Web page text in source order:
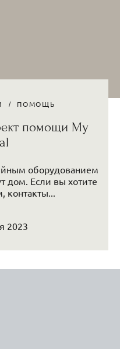
ПОМОЩЬ
помощи My
оборудованием
дом. Если вы хотите
контакты...
2023